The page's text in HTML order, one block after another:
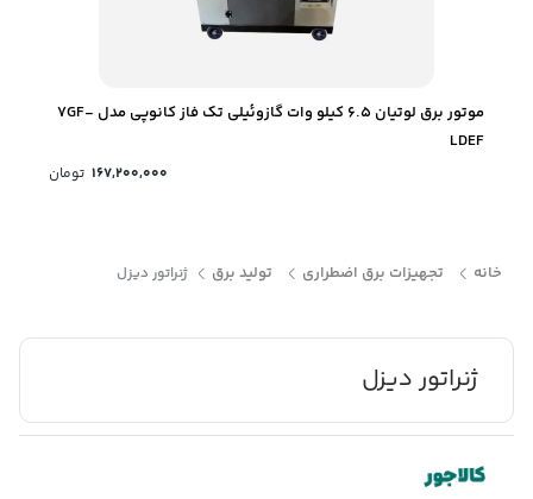
موتور برق لوتیان 6.5 کیلو وات گازوئیلی تک فاز کانوپی مدل 7GF-
LDEF
167,200,000 تومان
خانه تجهیزات برق اضطراری تولید برق ژنراتور دیزل
ژنراتور دیزل